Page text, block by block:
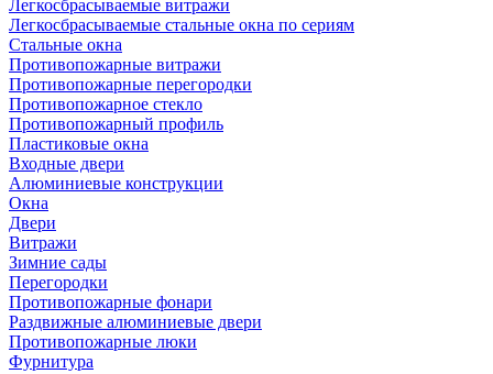
Легкосбрасываемые витражи
Легкосбрасываемые стальные окна по сериям
Стальные окна
Противопожарные витражи
Противопожарные перегородки
Противопожарное стекло
Противопожарный профиль
Пластиковые окна
Входные двери
Алюминиевые конструкции
Окна
Двери
Витражи
Зимние сады
Перегородки
Противопожарные фонари
Раздвижные алюминиевые двери
Противопожарные люки
Фурнитура